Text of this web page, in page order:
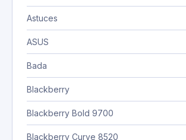
Astuces
ASUS
Bada
Blackberry
Blackberry Bold 9700
Blackberry Curve 8520